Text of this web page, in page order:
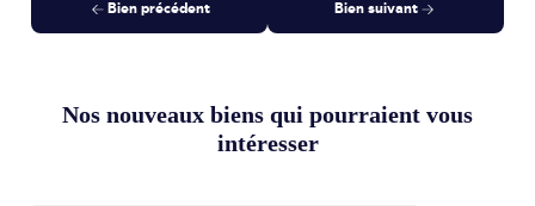
Bien précédent Bien suivant
Nos nouveaux biens qui pourraient vous
intéresser